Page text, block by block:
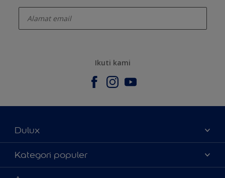
Ikuti kami
Dulux
Tentang Kami
Contact us
Kategori populer
Warna